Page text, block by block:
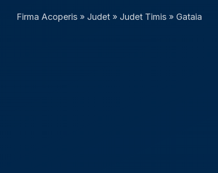
Firma Acoperis» Judet» Judet Timis» Gataia